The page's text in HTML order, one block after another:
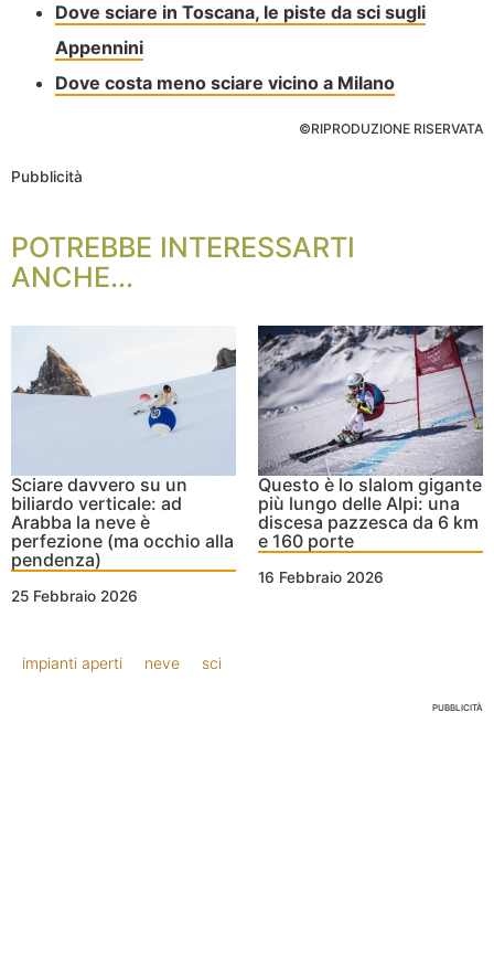
Dove sciare in Toscana, le piste da sci sugli
Appennini
Dove costa meno sciare vicino a Milano
©RIPRODUZIONE RISERVATA
Pubblicità
POTREBBE INTERESSARTI
ANCHE...
Sciare davvero su un
biliardo verticale: ad
Arabba la neve è
perfezione (ma occhio alla
pendenza)
25 Febbraio 2026
Questo è lo slalom gigante
più lungo delle Alpi: una
discesa pazzesca da 6 km
e 160 porte
16 Febbraio 2026
impianti aperti neve sci
PUBBLICITÀ